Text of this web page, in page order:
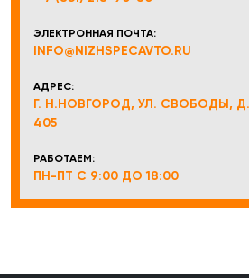
ЭЛЕКТРОННАЯ ПОЧТА:
INFO@NIZHSPECAVTO.RU
АДРЕС:
Г. Н.НОВГОРОД, УЛ. СВОБОДЫ, Д.
405
РАБОТАЕМ:
ПН-ПТ С 9:00 ДО 18:00